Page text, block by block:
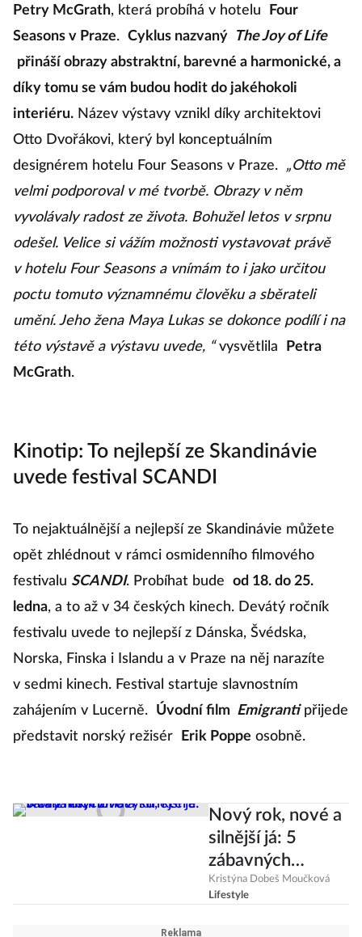
Petry McGrath, která probíhá v hotelu
Four
Seasons v Praze. Cyklus nazvaný
The Joy of Life
přináší obrazy abstraktní, barevné a harmonické, a
díky tomu se vám budou hodit do jakéhokoli
interiéru. Název výstavy vznikl díky architektovi
Otto Dvořákovi, který byl konceptuálním
designérem hotelu Four Seasons v Praze.
„Otto mě
velmi podporoval v mé tvorbě. Obrazy v něm
vyvolávaly radost ze života. Bohužel letos v srpnu
odešel. Velice si vážím možnosti vystavovat právě
v hotelu Four Seasons a vnímám to i jako určitou
poctu tomuto významnému člověku a sběrateli
umění. Jeho žena Maya Lukas se dokonce podílí i na
této výstavě a výstavu uvede, “ vysvětlila
Petra
McGrath.
Kinotip: To nejlepší ze Skandinávie
uvede festival SCANDI
To nejaktuálnější a nejlepší ze Skandinávie můžete
opět zhlédnout v rámci osmidenního filmového
festivalu SCANDI. Probíhat bude
od 18. do 25.
ledna, a to až v 34 českých kinech. Devátý ročník
festivalu uvede to nejlepší z Dánska, Švédska,
Norska, Finska i Islandu a v Praze na něj narazíte
v sedmi kinech. Festival startuje slavnostním
zahájením v Lucerně.
Úvodní film Emigrantipřijede
představit norský režisér
Erik Poppe osobně.
Nový rok, nové a
silnější já: 5
zábavných
návyků, které
vám změní život
Kristýna Dobeš Moučková
Lifestyle